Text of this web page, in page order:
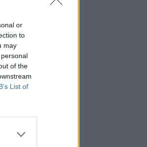
or
to
may
of the
List of